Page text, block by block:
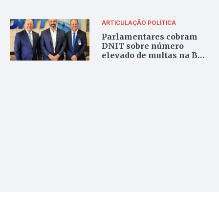
ARTICULAÇÃO POLÍTICA
Parlamentares cobram
DNIT sobre número
elevado de multas na BR-